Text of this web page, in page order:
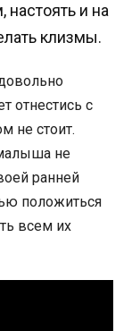
и на
клизмы.
отнестись с
не стоит.
не
ранней
положиться
всем их